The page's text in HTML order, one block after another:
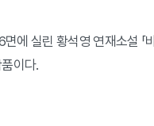
면에 실린 황석영 연재소설
이다.